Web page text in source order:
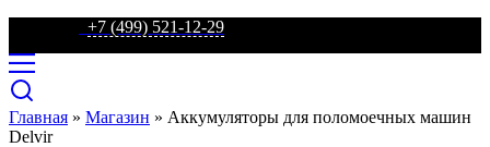
+7 (499) 521-12-29
Главная » Магазин » Аккумуляторы для поломоечных машин
Delvir